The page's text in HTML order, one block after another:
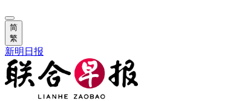
简
繁
新明日报